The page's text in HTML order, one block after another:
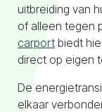
uitbreiding van
of alleen tegen
carport biedt
direct op eigen
De
elkaar